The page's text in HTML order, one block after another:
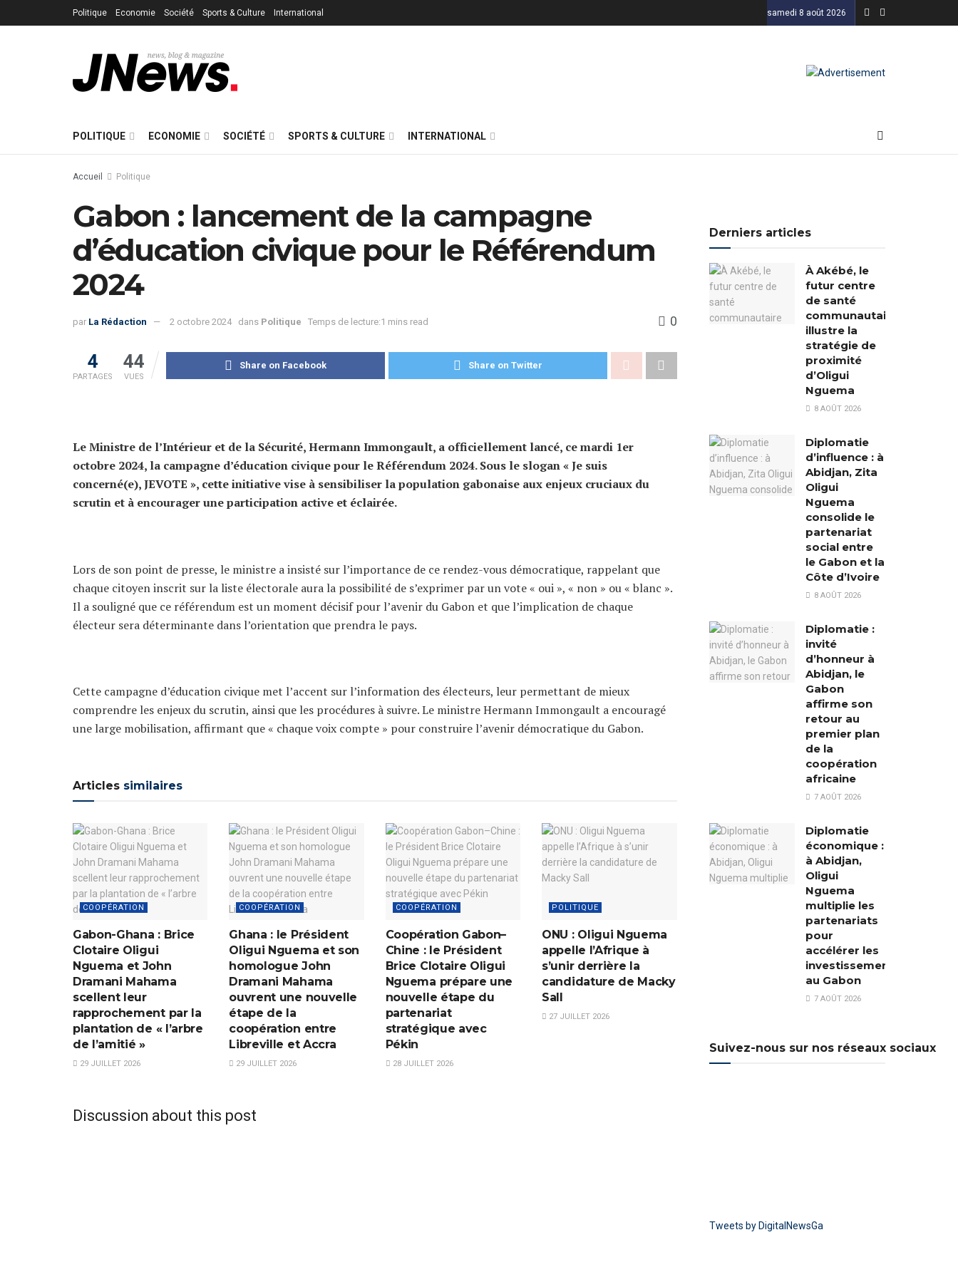
Politique Economie Société Sports & Culture International samedi 8 août 2026
POLITIQUE ECONOMIE SOCIÉTÉ SPORTS & CULTURE INTERNATIONAL
Accueil Politique
Gabon : lancement de la campagne
d’éducation civique pour le Référendum
2024
par La Rédaction 2 octobre 2024 dans Politique Temps de lecture:1 mins read 0
4
PARTAGES
44
VUES
Share on Facebook Share on Twitter
Le Ministre de l’Intérieur et de la Sécurité, Hermann Immongault, a officiellement lancé, ce mardi 1er
octobre 2024, la campagne d’éducation civique pour le Référendum 2024. Sous le slogan « Je suis
concerné(e), JEVOTE », cette initiative vise à sensibiliser la population gabonaise aux enjeux cruciaux du
scrutin et à encourager une participation active et éclairée.
Lors de son point de presse, le ministre a insisté sur l’importance de ce rendez-vous démocratique, rappelant que
chaque citoyen inscrit sur la liste électorale aura la possibilité de s’exprimer par un vote « oui », « non » ou « blanc ».
Il a souligné que ce référendum est un moment décisif pour l’avenir du Gabon et que l’implication de chaque
électeur sera déterminante dans l’orientation que prendra le pays.
Cette campagne d’éducation civique met l’accent sur l’information des électeurs, leur permettant de mieux
comprendre les enjeux du scrutin, ainsi que les procédures à suivre. Le ministre Hermann Immongault a encouragé
une large mobilisation, affirmant que « chaque voix compte » pour construire l’avenir démocratique du Gabon.
Articles similaires
COOPÉRATION
Gabon-Ghana : Brice
Clotaire Oligui
Nguema et John
Dramani Mahama
scellent leur
rapprochement par la
plantation de « l’arbre
de l’amitié »
29 JUILLET 2026
COOPÉRATION
Ghana : le Président
Oligui Nguema et son
homologue John
Dramani Mahama
ouvrent une nouvelle
étape de la
coopération entre
Libreville et Accra
29 JUILLET 2026
COOPÉRATION
Coopération Gabon–
Chine : le Président
Brice Clotaire Oligui
Nguema prépare une
nouvelle étape du
partenariat
stratégique avec
Pékin
28 JUILLET 2026
POLITIQUE
ONU : Oligui Nguema
appelle l’Afrique à
s’unir derrière la
candidature de Macky
Sall
27 JUILLET 2026
Discussion about this post
Derniers articles
À Akébé, le
futur centre
de santé
communautaire
illustre la
stratégie de
proximité
d’Oligui
Nguema
8 AOÛT 2026
Diplomatie
d’influence : à
Abidjan, Zita
Oligui
Nguema
consolide le
partenariat
social entre
le Gabon et la
Côte d’Ivoire
8 AOÛT 2026
Diplomatie :
invité
d’honneur à
Abidjan, le
Gabon
affirme son
retour au
premier plan
de la
coopération
africaine
7 AOÛT 2026
Diplomatie
économique :
à Abidjan,
Oligui
Nguema
multiplie les
partenariats
pour
accélérer les
investissements
au Gabon
7 AOÛT 2026
Suivez-nous sur nos réseaux sociaux
Tweets by DigitalNewsGa